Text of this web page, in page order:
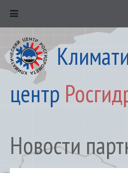
центр
Новости